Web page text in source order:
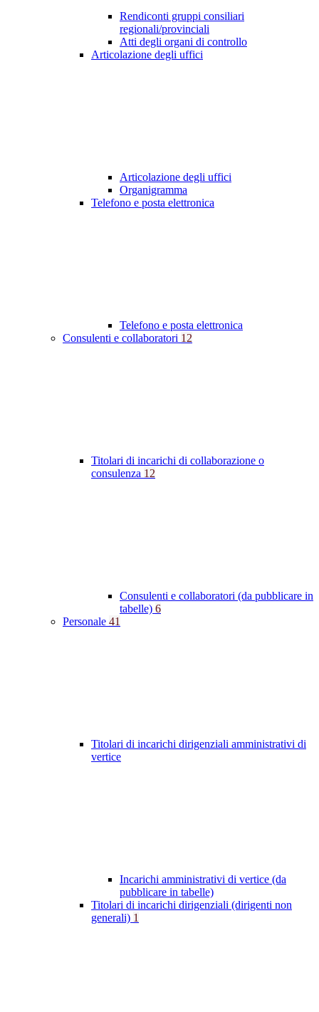
Rendiconti gruppi consiliari
regionali/provinciali
Atti degli organi di controllo
Articolazione degli uffici
Articolazione degli uffici
Organigramma
Telefono e posta elettronica
Telefono e posta elettronica
Consulenti e collaboratori 12
Titolari di incarichi di collaborazione o
consulenza 12
Consulenti e collaboratori (da pubblicare in
tabelle) 6
Personale 41
Titolari di incarichi dirigenziali amministrativi di
vertice
Incarichi amministrativi di vertice (da
pubblicare in tabelle)
Titolari di incarichi dirigenziali (dirigenti non
generali) 1